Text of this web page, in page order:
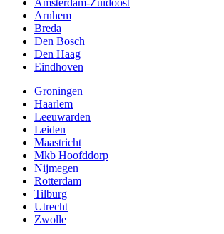
Amsterdam-Zuidoost
Arnhem
Breda
Den Bosch
Den Haag
Eindhoven
Groningen
Haarlem
Leeuwarden
Leiden
Maastricht
Mkb Hoofddorp
Nijmegen
Rotterdam
Tilburg
Utrecht
Zwolle